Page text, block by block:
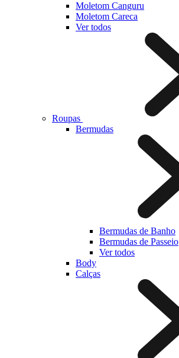
Moletom Canguru
Moletom Careca
Ver todos
Roupas
Bermudas
Bermudas de Banho
Bermudas de Passeio
Ver todos
Body
Calças